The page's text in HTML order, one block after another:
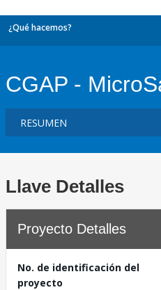
¿Qué hacemos?
CGAP -
Llave Detalles
Proyecto Detalles
No. de identificación del
proyecto